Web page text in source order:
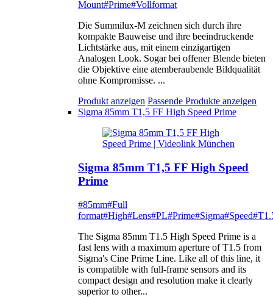
Mount#Prime#Vollformat
Die Summilux-M zeichnen sich durch ihre
kompakte Bauweise und ihre beeindruckende
Lichtstärke aus, mit einem einzigartigen
Analogen Look. Sogar bei offener Blende bieten
die Objektive eine atemberaubende Bildqualität
ohne Kompromisse. ...
Produkt anzeigen Passende Produkte anzeigen
Sigma 85mm T1,5 FF High Speed Prime
Sigma 85mm T1,5 FF High Speed
Prime
#85mm#Full
format#High#Lens#PL#Prime#Sigma#Speed
The Sigma 85mm T1.5 High Speed Prime is a
fast lens with a maximum aperture of T1.5 from
Sigma's Cine Prime Line. Like all of this line, it
is compatible with full-frame sensors and its
compact design and resolution make it clearly
superior to other...